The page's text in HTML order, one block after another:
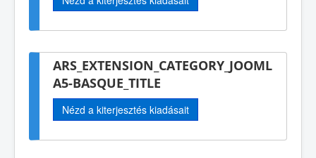
ARS_EXTENSION_CATEGORY_JOOML
A5-BASQUE_TITLE
Nézd a kiterjesztés kiadásait